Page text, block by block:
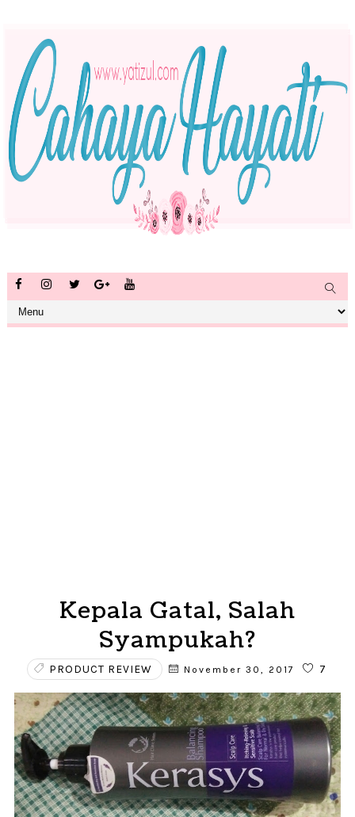
Kepala Gatal, Salah
Syampukah?
PRODUCT REVIEW November 30, 2017 7